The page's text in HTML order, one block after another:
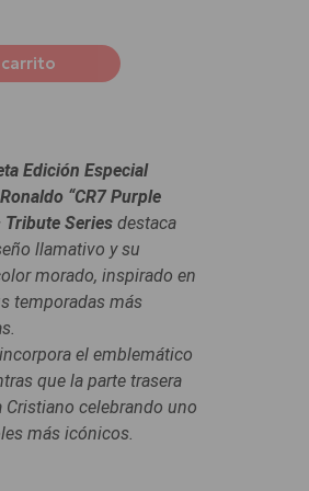
Edición Especial
“CR7 Purple
Tribute Series destaca
llamativo y su
morado, inspirado en
temporadas más
el emblemático
que la parte trasera
Cristiano celebrando uno
más icónicos.